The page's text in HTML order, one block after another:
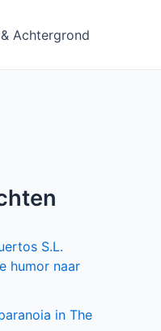
Achtergrond
S.L.
humor naar
in The